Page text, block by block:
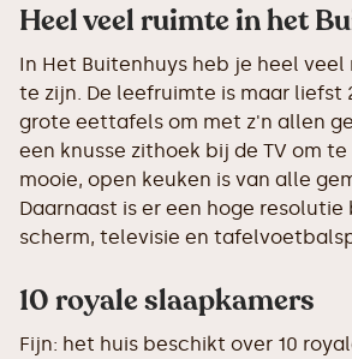
Heel veel ruimte in het
In Het Buitenhuys heb je heel veel
te zijn. De leefruimte is maar liefst
grote eettafels om met z'n allen
een knusse zithoek bij de TV om te
mooie, open keuken is van alle
Daarnaast is er een hoge resolutie
scherm, televisie en
10 royale slaapkamers
Fijn: het huis beschikt over 10